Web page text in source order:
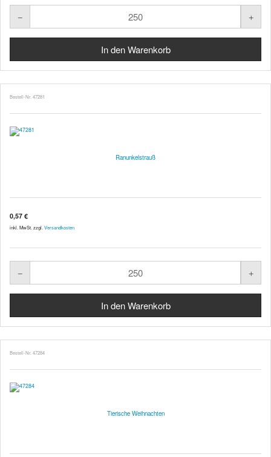
Bestell-Nr. 47281
Ranunkelstrauß
0,57 €
inkl. MwSt. zzgl. Versandkosten
Bestell-Nr. 47284
Tierische Weihnachten